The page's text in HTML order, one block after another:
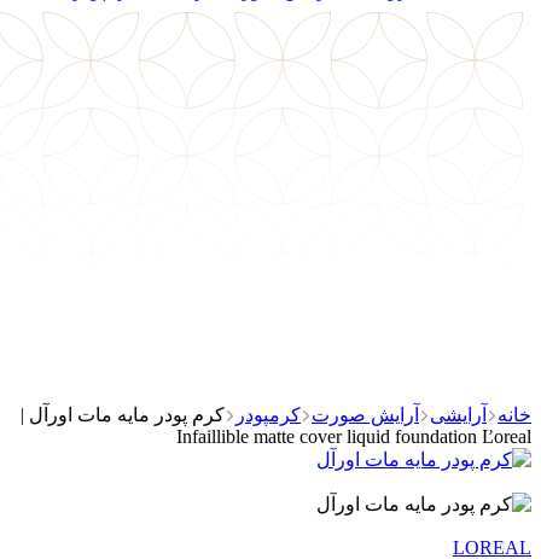
خانه آرایشی آرایش صورت کرمپودر
کرم پودر مایه مات اورآل |
Infaillible matte cover liquid foundation Ľoreal
LOREAL